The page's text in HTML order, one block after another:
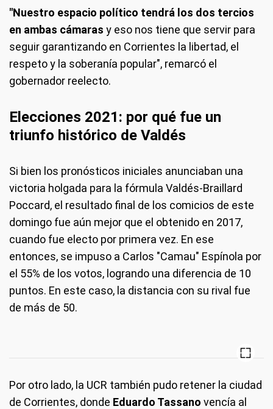
"Nuestro espacio político tendrá los dos tercios
en ambas cámaras y eso nos tiene que servir para
seguir garantizando en Corrientes la libertad, el
respeto y la soberanía popular", remarcó el
gobernador reelecto.
Elecciones 2021: por qué fue un
triunfo histórico de Valdés
Si bien los pronósticos iniciales anunciaban una
victoria holgada para la fórmula Valdés-Braillard
Poccard, el resultado final de los comicios de este
domingo fue aún mejor que el obtenido en 2017,
cuando fue electo por primera vez. En ese
entonces, se impuso a Carlos "Camau" Espínola por
el 55% de los votos, logrando una diferencia de 10
puntos. En este caso, la distancia con su rival fue
de más de 50.
Por otro lado, la UCR también pudo retener la ciudad
de Corrientes, donde Eduardo Tassano vencía al